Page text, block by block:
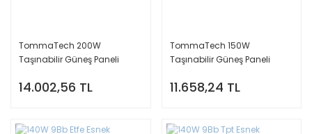
TommaTech 200W
Taşınabilir Güneş Paneli
14.002,56 TL
TommaTech 150W
Taşınabilir Güneş Paneli
11.658,24 TL